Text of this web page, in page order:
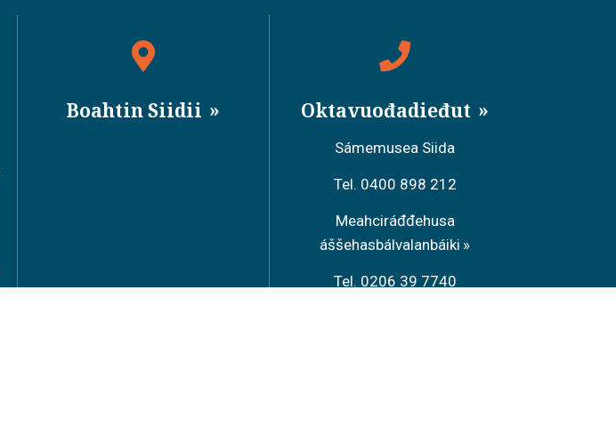
Boahtin Siidii Oktavuođadieđut
Sámemusea Siida
Tel. 0400 898 212
Meahciráđđehusa
áššehasbálvalanbáiki
Tel. 0206 39 7740